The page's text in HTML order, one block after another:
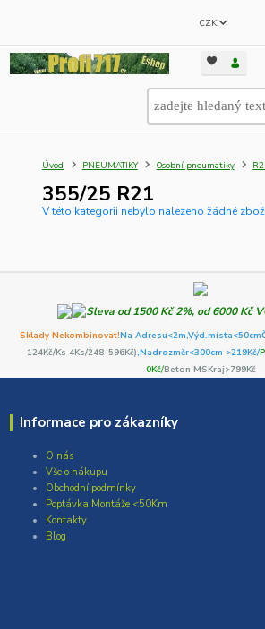
CZK
Úvod PNEUMATIKY Osobní pneumatiky
355/25 R21
V této kategorii nebylo nalezeno žádné
Sklady Nekombinovat!Na Adresu<2m,Výd.místa<50cm
124Kč/Ks 4Ks/248-596Kč),Nadrozměr<300cm >219Kč/
0Kč/Beton MSKraj>799Kč
Informace pro zákazníky
O nás
Vše o nákupu
Obchodní podmínky
Poptávka Montáže <50Km
Kontakty
Blog